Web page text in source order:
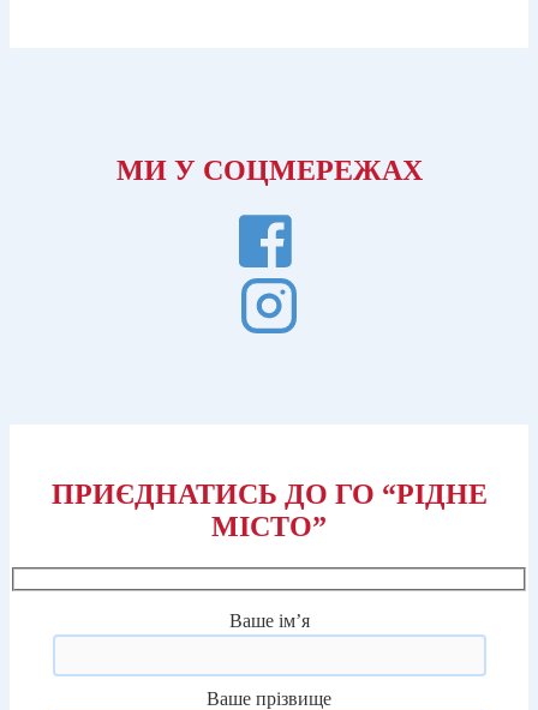
МИ У СОЦМЕРЕЖАХ
ПРИЄДНАТИСЬ ДО ГО “РІДНЕ
МІСТО”
Ваше ім’я
Ваше прізвище